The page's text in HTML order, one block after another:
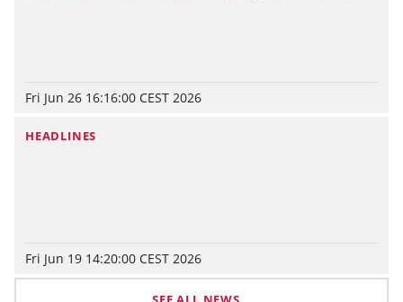
Fri Jun 26 16:16:00 CEST 2026
HEADLINES
Fri Jun 19 14:20:00 CEST 2026